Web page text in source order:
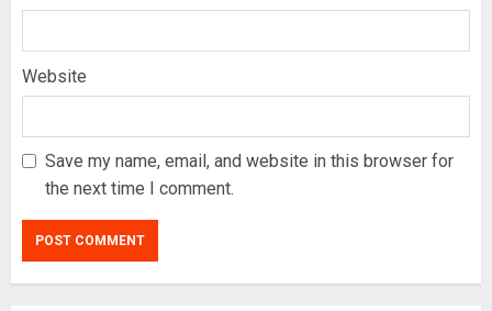
Website
Save my name, email, and website in this browser for
the next time I comment.